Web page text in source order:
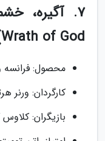
Wrath of God)
محصول: فرانسه و
کارگردان: ورنر
بازیگران: